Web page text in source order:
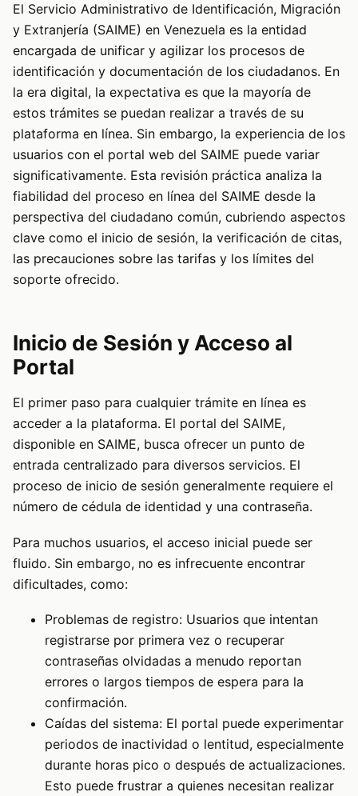
El Servicio Administrativo de Identificación, Migración
y Extranjería (SAIME) en Venezuela es la entidad
encargada de unificar y agilizar los procesos de
identificación y documentación de los ciudadanos. En
la era digital, la expectativa es que la mayoría de
estos trámites se puedan realizar a través de su
plataforma en línea. Sin embargo, la experiencia de los
usuarios con el portal web del SAIME puede variar
significativamente. Esta revisión práctica analiza la
fiabilidad del proceso en línea del SAIME desde la
perspectiva del ciudadano común, cubriendo aspectos
clave como el inicio de sesión, la verificación de citas,
las precauciones sobre las tarifas y los límites del
soporte ofrecido.
Inicio de Sesión y Acceso al
Portal
El primer paso para cualquier trámite en línea es
acceder a la plataforma. El portal del SAIME,
disponible en SAIME, busca ofrecer un punto de
entrada centralizado para diversos servicios. El
proceso de inicio de sesión generalmente requiere el
número de cédula de identidad y una contraseña.
Para muchos usuarios, el acceso inicial puede ser
fluido. Sin embargo, no es infrecuente encontrar
dificultades, como:
Problemas de registro: Usuarios que intentan
registrarse por primera vez o recuperar
contraseñas olvidadas a menudo reportan
errores o largos tiempos de espera para la
confirmación.
Caídas del sistema: El portal puede experimentar
periodos de inactividad o lentitud, especialmente
durante horas pico o después de actualizaciones.
Esto puede frustrar a quienes necesitan realizar